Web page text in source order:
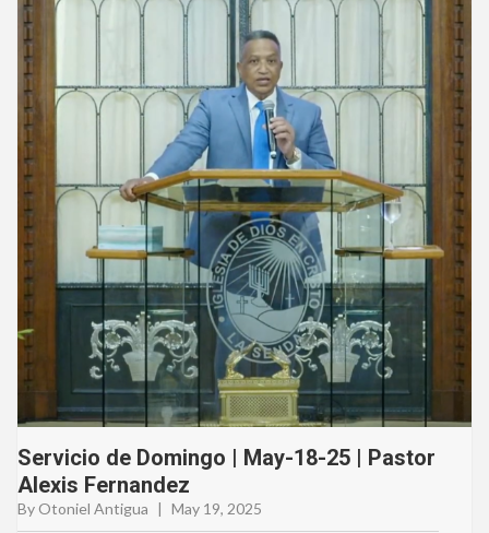
Servicio de Domingo | May-18-25 | Pastor
Alexis Fernandez
By Otoniel Antigua | May 19, 2025